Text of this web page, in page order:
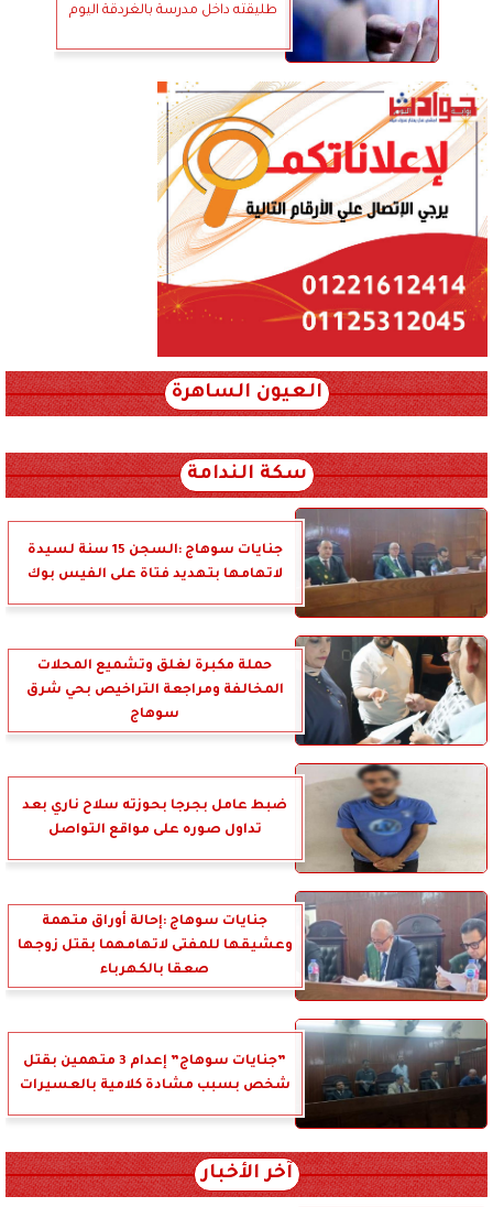
طليقته داخل مدرسة بالغردقة اليوم
العيون الساهرة
سكة الندامة
جنايات سوهاج :السجن 15 سنة لسيدة
لاتهامها بتهديد فتاة على الفيس بوك
حملة مكبرة لغلق وتشميع المحلات
المخالفة ومراجعة التراخيص بحي شرق
سوهاج
ضبط عامل بجرجا بحوزته سلاح ناري بعد
تداول صوره على مواقع التواصل
جنايات سوهاج :إحالة أوراق متهمة
وعشيقها للمفتى لاتهامهما بقتل زوجها
صعقا بالكهرباء
”جنايات سوهاج” إعدام 3 متهمين بقتل
شخص بسبب مشادة كلامية بالعسيرات
آخر الأخبار